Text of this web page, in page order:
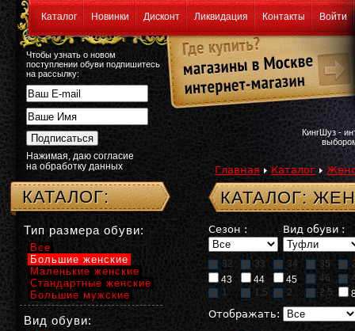
Каталог Новинки Дисконт Ликвидация Контакты Войти
Чтобы узнать о новом
поступлении обуви подпишитесь
на рассылку:
Нажимая, даю согласие
на обработку данных
КингШуз -
Главная Каталог
КАТАЛОГ:
Сезон : Вид обуви :
32 33 34 35
43
44 45 46
1
1,5 2 2,5
Отображать:
КАТАЛОГ:
Тип размера обуви:
Все
Большие женские
Маленькие женские
Стандартные женские
Большие мужские
Вид обуви: